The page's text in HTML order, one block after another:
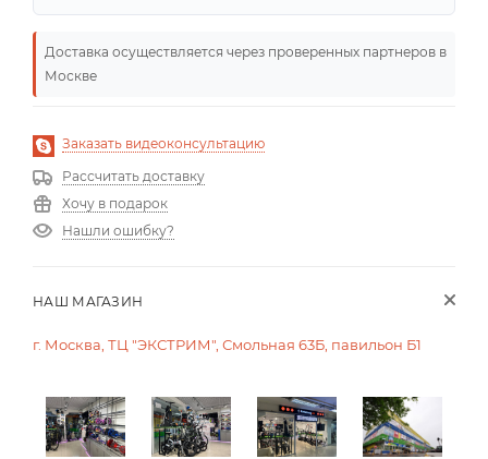
Доставка осуществляется через проверенных партнеров в
Москве
Заказать видеоконсультацию
Рассчитать доставку
Хочу в подарок
Нашли ошибку?
НАШ МАГАЗИН
г. Москва, ТЦ "ЭКСТРИМ", Смольная 63Б, павильон Б1